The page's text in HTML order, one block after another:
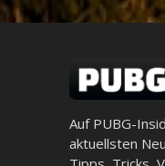
Auf PUBG-
aktuellsten